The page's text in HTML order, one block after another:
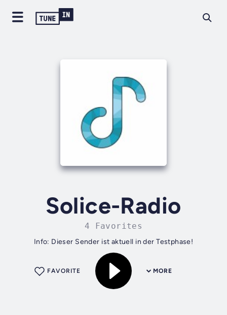
Solice-Radio
4 Favorites
Info: Dieser Sender ist aktuell in der Testphase!
MORE
FAVORITE